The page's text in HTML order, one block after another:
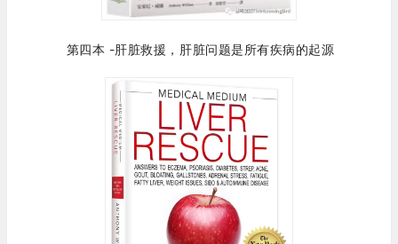
第四本 -肝脏救援，肝脏问题是所有疾病的起源